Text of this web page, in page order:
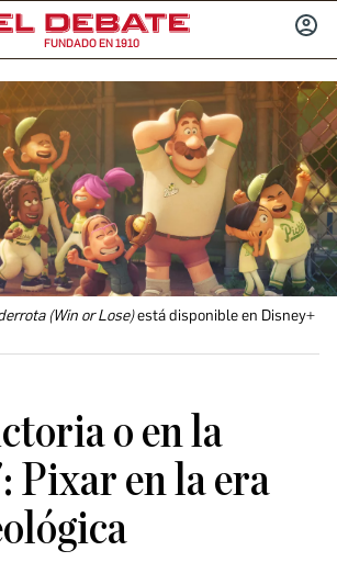
FUNDADO EN 1910
(Win or Lose)está disponible en Disney+
o en la
Pixar en la era